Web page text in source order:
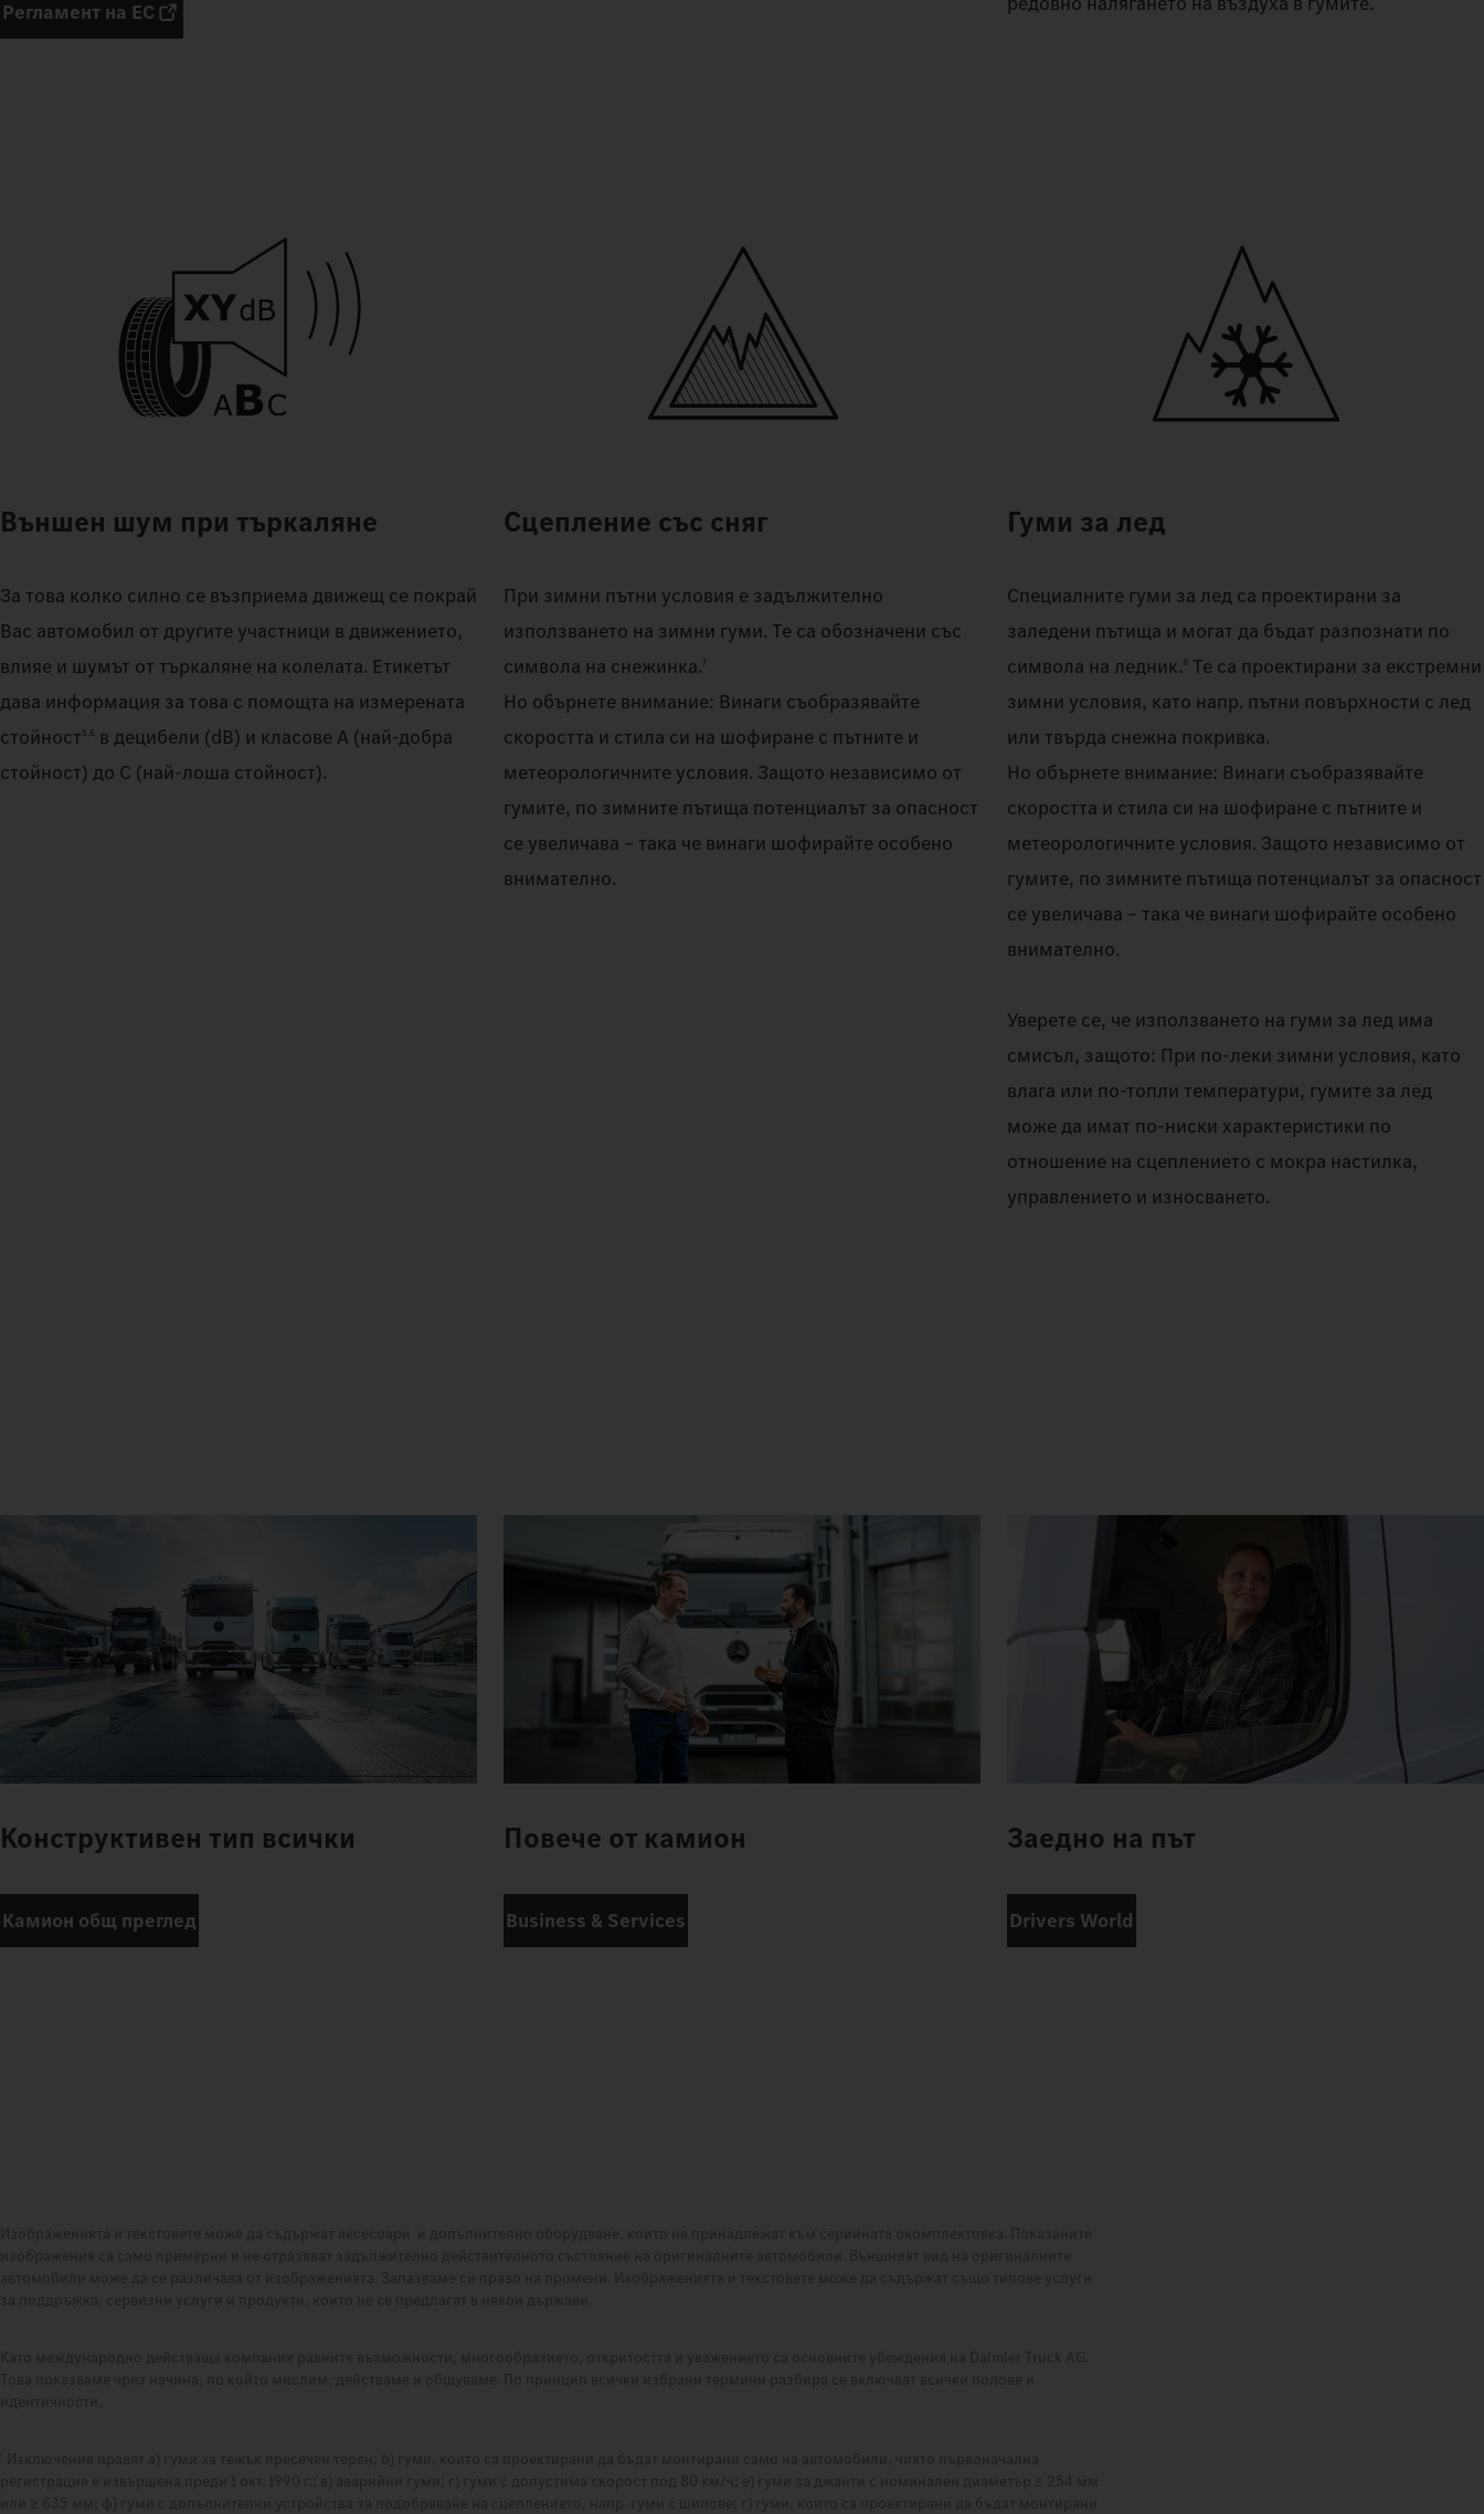
Регламент на ЕС
Външен шум при търкаляне
За това колко силно се възприема движещ се покрай
Вас автомобил от другите участници в движението,
влияе и шумът от търкаляне на колелата. Етикетът
дава информация за това с помощта на измерената
стойност 5,6
в децибели (dB) и класове A (най-добра
стойност) до C (най-лоша стойност).
Сцепление със сняг
При зимни пътни условия е задължително
използването на зимни гуми. Те са обозначени със
символа на снежинка. 7
Но обърнете внимание: Винаги съобразявайте
скоростта и стила си на шофиране с пътните и
метеорологичните условия. Защото независимо от
гумите, по зимните пътища потенциалът за опасност
се увеличава – така че винаги шофирайте особено
внимателно.
Гуми за лед
Специалните гуми за лед са проектирани за
заледени пътища и могат да бъдат разпознати по
символа на ледник. 8
Те са проектирани за екстремни
зимни условия, като напр. пътни повърхности с лед
или твърда снежна покривка.
Но обърнете внимание: Винаги съобразявайте
скоростта и стила си на шофиране с пътните и
метеорологичните условия. Защото независимо от
гумите, по зимните пътища потенциалът за опасност
се увеличава – така че винаги шофирайте особено
внимателно.
Уверете се, че използването на гуми за лед има
смисъл, защото: При по-леки зимни условия, като
влага или по-топли температури, гумите за лед
може да имат по-ниски характеристики по
отношение на сцеплението с мокра настилка,
управлението и износването.
Конструктивен тип всички
Камион общ преглед
Повече от камион
Business & Services
Заедно на път
Drivers World